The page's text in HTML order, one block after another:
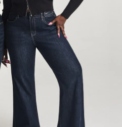
아우터
티셔츠
블라우스
원피스